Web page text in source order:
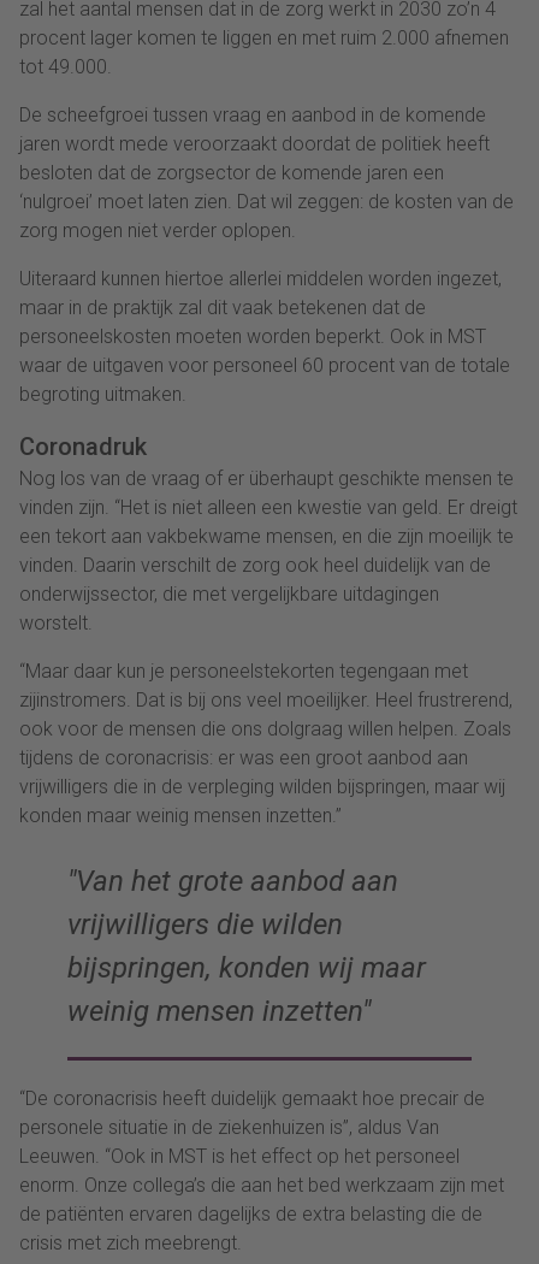
zal het aantal mensen dat in de zorg werkt in 2030 zo’n 4
procent lager komen te liggen en met ruim 2.000 afnemen
tot 49.000.
De scheefgroei tussen vraag en aanbod in de komende
jaren wordt mede veroorzaakt doordat de politiek heeft
besloten dat de zorgsector de komende jaren een
‘nulgroei’ moet laten zien. Dat wil zeggen: de kosten van de
zorg mogen niet verder oplopen.
Uiteraard kunnen hiertoe allerlei middelen worden ingezet,
maar in de praktijk zal dit vaak betekenen dat de
personeelskosten moeten worden beperkt. Ook in MST
waar de uitgaven voor personeel 60 procent van de totale
begroting uitmaken.
Coronadruk
Nog los van de vraag of er überhaupt geschikte mensen te
vinden zijn. “Het is niet alleen een kwestie van geld. Er dreigt
een tekort aan vakbekwame mensen, en die zijn moeilijk te
vinden. Daarin verschilt de zorg ook heel duidelijk van de
onderwijssector, die met vergelijkbare uitdagingen
worstelt.
“Maar daar kun je personeelstekorten tegengaan met
zijinstromers. Dat is bij ons veel moeilijker. Heel frustrerend,
ook voor de mensen die ons dolgraag willen helpen. Zoals
tijdens de coronacrisis: er was een groot aanbod aan
vrijwilligers die in de verpleging wilden bijspringen, maar wij
konden maar weinig mensen inzetten.”
Van het grote aanbod aan
vrijwilligers die wilden
bijspringen, konden wij maar
weinig mensen inzetten
“De coronacrisis heeft duidelijk gemaakt hoe precair de
personele situatie in de ziekenhuizen is”, aldus Van
Leeuwen. “Ook in MST is het effect op het personeel
enorm. Onze collega’s die aan het bed werkzaam zijn met
de patiënten ervaren dagelijks de extra belasting die de
crisis met zich meebrengt.